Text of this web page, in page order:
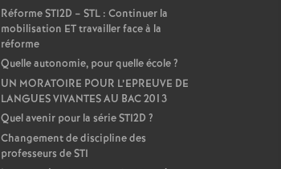
Réforme STI2D – STL : Continuer la
mobilisation ET travailler face à la
réforme
Quelle autonomie, pour quelle école?
UN MORATOIRE POUR L’EPREUVE DE
LANGUES VIVANTES AU BAC 2013
Quel avenir pour la série STI2D ?
Changement de discipline des
professeurs de STI